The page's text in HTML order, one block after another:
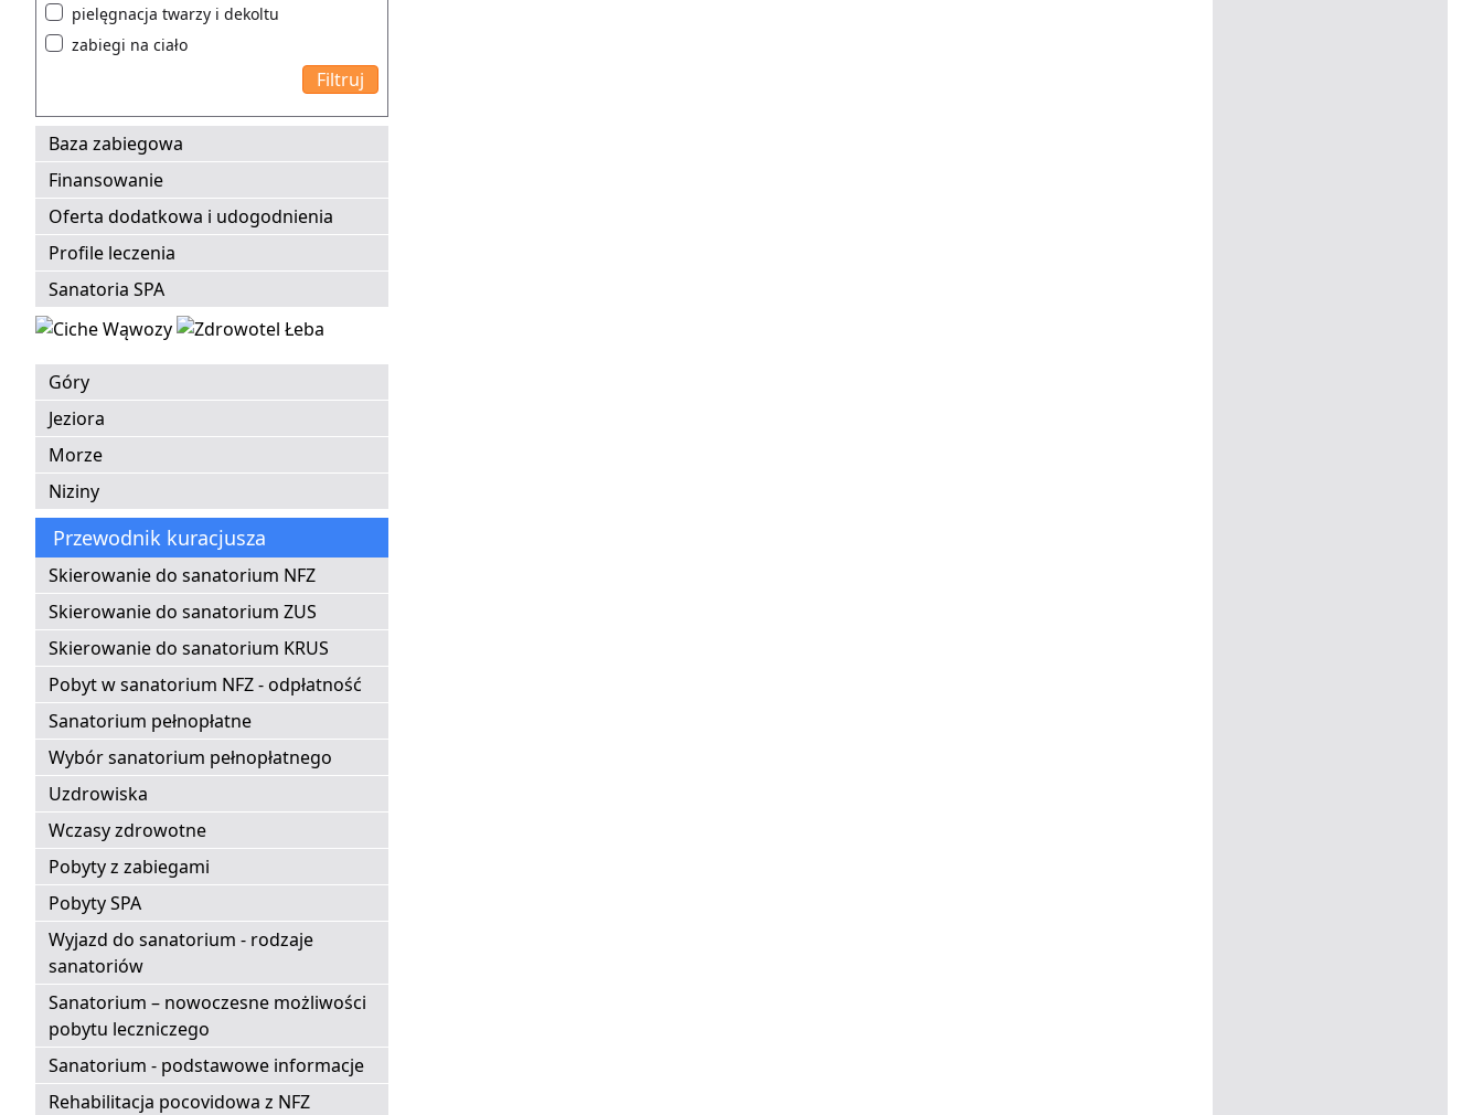
pielęgnacja twarzy i dekoltu
zabiegi na ciało
Baza zabiegowa
Finansowanie
Oferta dodatkowa i udogodnienia
Profile leczenia
Sanatoria SPA
Góry
Jeziora
Morze
Niziny
Przewodnik kuracjusza
Skierowanie do sanatorium NFZ
Skierowanie do sanatorium ZUS
Skierowanie do sanatorium KRUS
Pobyt w sanatorium NFZ - odpłatność
Sanatorium pełnopłatne
Wybór sanatorium pełnopłatnego
Uzdrowiska
Wczasy zdrowotne
Pobyty z zabiegami
Pobyty SPA
Wyjazd do sanatorium - rodzaje
sanatoriów
Sanatorium – nowoczesne możliwości
pobytu leczniczego
Sanatorium - podstawowe informacje
Rehabilitacja pocovidowa z NFZ